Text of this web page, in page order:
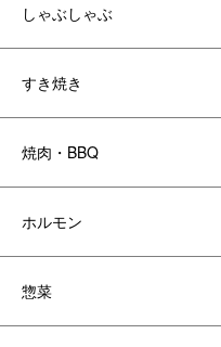
しゃぶしゃぶ
すき焼き
焼肉・BBQ
ホルモン
惣菜